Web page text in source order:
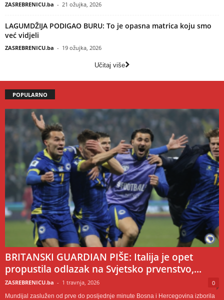
ZASREBRENICU.ba - 21 ožujka, 2026
LAGUMDŽIJA PODIGAO BURU: To je opasna matrica koju smo
već vidjeli
ZASREBRENICU.ba - 19 ožujka, 2026
Učitaj više
POPULARNO
BRITANSKI GUARDIAN PIŠE: Italija je opet
propustila odlazak na Svjetsko prvenstvo,...
ZASREBRENICU.ba - 1 travnja, 2026 0
Mundijal zaslužen od prve do posljednje minute Bosna i Hercegovina izborila